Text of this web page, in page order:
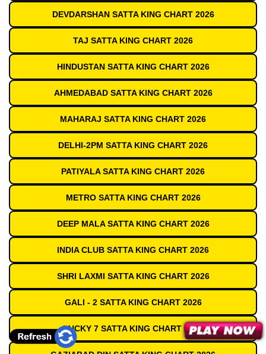
DEVDARSHAN SATTA KING CHART 2026
TAJ SATTA KING CHART 2026
HINDUSTAN SATTA KING CHART 2026
AHMEDABAD SATTA KING CHART 2026
MAHARAJ SATTA KING CHART 2026
DELHI-2PM SATTA KING CHART 2026
PATIYALA SATTA KING CHART 2026
METRO SATTA KING CHART 2026
DEEP MALA SATTA KING CHART 2026
INDIA CLUB SATTA KING CHART 2026
SHRI LAXMI SATTA KING CHART 2026
GALI - 2 SATTA KING CHART 2026
LUCKY 7 SATTA KING CHART 2026